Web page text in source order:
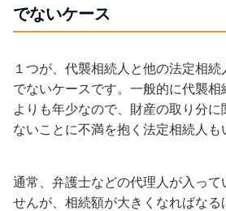
でないケース
１つが、代襲相続人と他の法定相
でないケースです。一般的に代襲相
よりも年少なので、財産の取り分に
ないことに不満を抱く法定相続人も
通常、弁護士などの代理人が入って
せんが、相続額が大きくなればなる